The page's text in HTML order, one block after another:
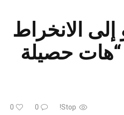
إلى الانخراط
حصيلة
Stop!
0
0